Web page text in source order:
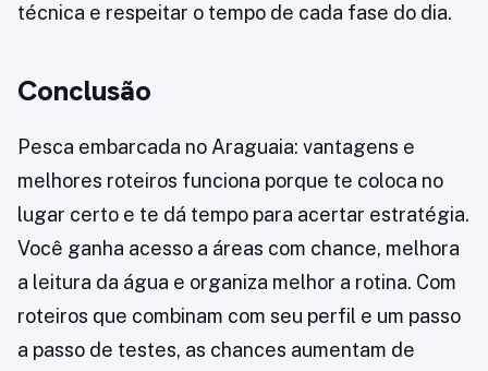
técnica e respeitar o tempo de cada fase do dia.
Conclusão
Pesca embarcada no Araguaia: vantagens e
melhores roteiros funciona porque te coloca no
lugar certo e te dá tempo para acertar estratégia.
Você ganha acesso a áreas com chance, melhora
a leitura da água e organiza melhor a rotina. Com
roteiros que combinam com seu perfil e um passo
a passo de testes, as chances aumentam de